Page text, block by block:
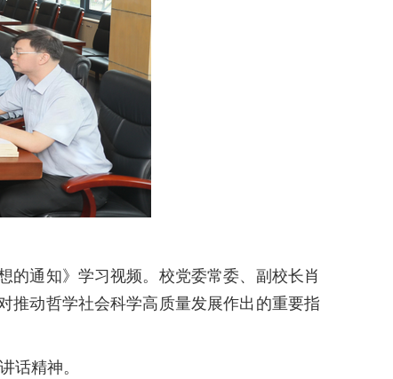
通知》学习视频。校党委常委、副校长肖
推动哲学社会科学高质量发展作出的重要指
话精神。